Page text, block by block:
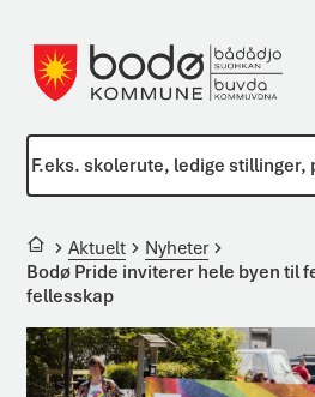
Du er her:
Aktuelt
Nyheter
Bodø Pride inviterer hele byen til
fellesskap